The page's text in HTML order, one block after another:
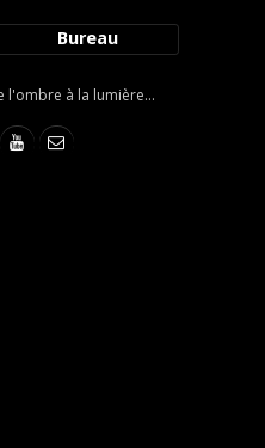
Bureau
l'ombre à la lumière...